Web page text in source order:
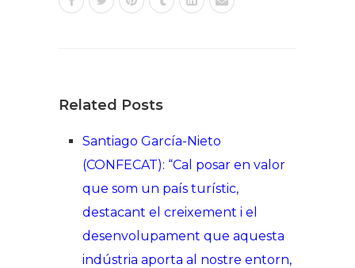
Related Posts
Santiago García-Nieto
(CONFECAT): “Cal posar en valor
que som un país turístic,
destacant el creixement i el
desenvolupament que aquesta
indústria aporta al nostre entorn,